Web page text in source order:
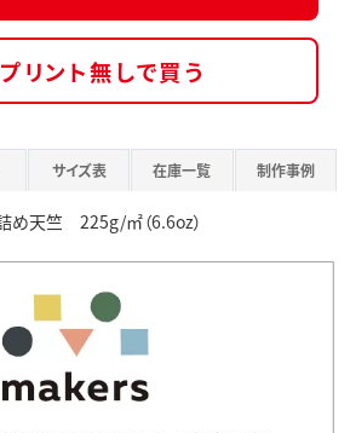
プリント無しで買う
サイズ表 在庫一覧 制作事例
天竺 225g/㎡（6.6oz）